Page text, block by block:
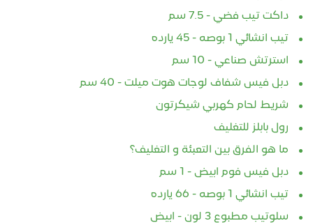
داكت تيب فضي - 7.5 سم
تيب انشائي 1 بوصه - 45 يارده
استرتش صناعي - 10 سم
دبل فيس شفاف لوجات هوت ميلت - 40 سم
شريط لحام كهربي شيكرتون
رول بابلز للتغليف
ما هو الفرق بين التعبئة و التغليف؟
دبل فيس فوم ابيض - 1 سم
تيب انشائي 1 بوصه - 66 يارده
سلوتيب مطبوع 3 لون - ابيض